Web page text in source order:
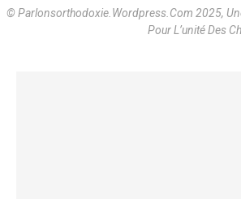
© Parlonsorthodoxie.Wordpress.Com 2025,
Pour L’unité Des